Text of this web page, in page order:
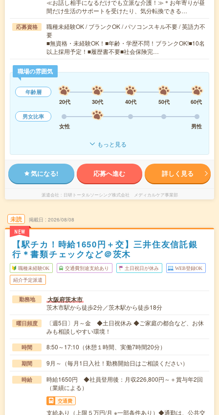
≪お話し相手になるだけでも立派な介護！≫＊お年寄りが昼
間だけ生活のサポートを受けたり、気分転換できる…
応募資格
職種未経験OK / ブランクOK / パソコンスキル不要 / 英語力不
要
■無資格・未経験OK！■年齢・学歴不問！ブランクOK!■10名
以上採用予定！■履歴書不要■社会保険完…
職場の雰囲気
年齢層
20代
30代 40代 50代
60代
男女比率
女性
男性
もっと見る
気になる! 応募へ進む 詳しく見る
派遣会社 日研トータルソーシング株式会社 メディカルケア事業部
未読
NEW
掲載日 2026/08/08
【駅チカ！時給1650円＋交】三井住友信託銀
行＊書類チェックなど＠茨木
職種未経験OK 交通費別途支給あり 土日祝日が休み WEB登録OK
紹介予定派遣
勤務地 大阪府茨木市
茨木市駅から徒歩2分／茨木駅から徒歩18分
曜日頻度
〔週5日〕月～金 ◆土日祝休み ◆ご家庭の都合など、お休
みも相談しやすい環境！
時間 8:50～17:10（休憩１時間、実働7時間20分）
期間 9月～（毎月1日入社！勤務開始日はご相談ください）
時給
時給1650円 ◆社員登用後：月収226,800円～＋賞与年2回
（業績による）
交通費
支給あり（上限５万円/月 ※一部条件あり）◆通勤は、公共交